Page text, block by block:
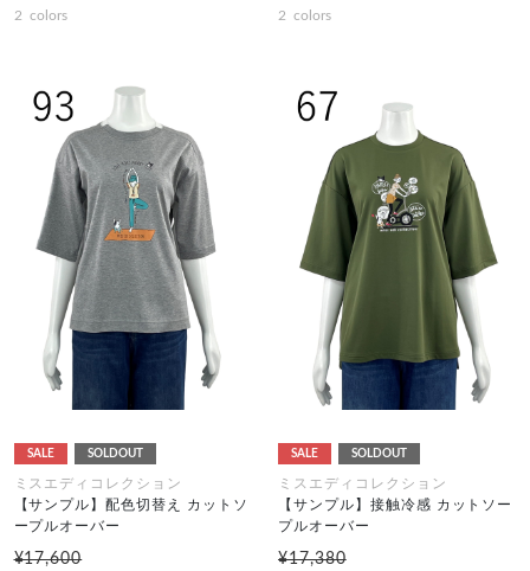
2 colors 2 colors
SALE SOLDOUT
ミスエディコレクション
【サンプル】配色切替え カットソ
ープルオーバー
¥17,600
SALE SOLDOUT
ミスエディコレクション
【サンプル】接触冷感 カットソー
プルオーバー
¥17,380